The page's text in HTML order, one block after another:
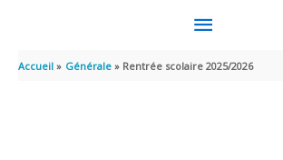
MENU
PRINCIPAL
Accueil Générale Rentrée scolaire 2025/2026